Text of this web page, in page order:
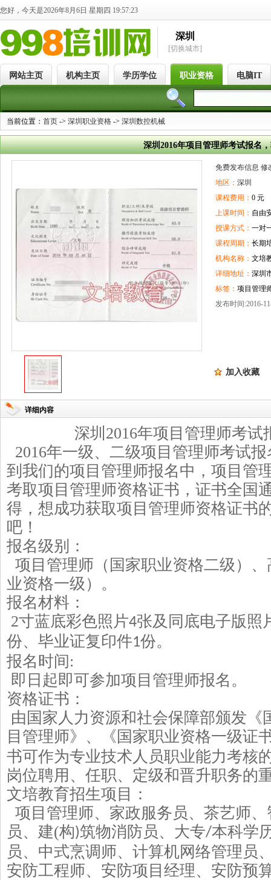
您好，今天是2026年8月6日 星期四 19:57:23
深圳
[切换城市]
网站主页 机构主页 学历学位 职业资格 电脑IT
当前位置： 首页 -> 深圳职业资格 -> 深圳数控机械
深圳2016年项目管理师考试报名
免费发布信息 修
地区： 深圳
课程费用： 0 元
上课时间： 自由
授课方式： 一对
课程周期： 长期
机构名称： 文培
详细地址： 深圳
标签： 项目管理
发布时间:2016-
加入收藏
详细内容
深圳 2016年项目管理师考试
2016年一级、二级项目管理师考试
到我们的项目管理师报名中，项目管
考取项目管理师资格证书，证书全国
得，想成功获取项目管理师资格证书
吧！
报名级别
：
项目管理师（国家职业资格二级）
业资格一级）。
报名材料：
2寸蓝底彩色照片4张及同底电子版照
份、毕业证复印件1份。
报名时间 :
即日 起即可参加项目管理师报名。
资格证书：
由国家人力资源和社会保障部颁发《
目管理师》、《国家职业资格一级证
书可作为专业技术人员职业能力考核
岗位聘用、任职、定级和晋升职务的
文培教育招生项目：
项目管理师、家政服务员、茶艺师
员、建(构)筑物消防员、大专/本科学
员、中式烹调师、计算机网络管理员
安防工程师、安防项目经理、安防预